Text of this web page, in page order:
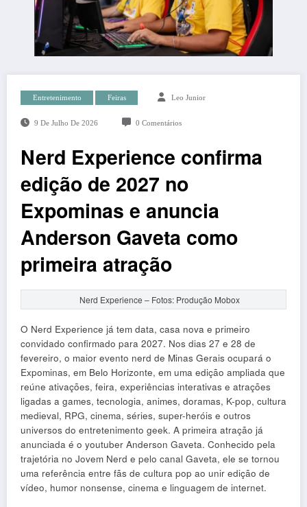
Entretenimento Feiras Leo Junior
9 De Julho De 2026 0 Comentários
Nerd Experience confirma
edição de 2027 no
Expominas e anuncia
Anderson Gaveta como
primeira atração
Nerd Experience – Fotos: Produção Mobox
O Nerd Experience já tem data, casa nova e primeiro
convidado confirmado para 2027. Nos dias 27 e 28 de
fevereiro, o maior evento nerd de Minas Gerais ocupará o
Expominas, em Belo Horizonte, em uma edição ampliada que
reúne ativações, feira, experiências interativas e atrações
ligadas a games, tecnologia, animes, doramas, K-pop, cultura
medieval, RPG, cinema, séries, super-heróis e outros
universos do entretenimento geek. A primeira atração já
anunciada é o youtuber Anderson Gaveta. Conhecido pela
trajetória no Jovem Nerd e pelo canal Gaveta, ele se tornou
uma referência entre fãs de cultura pop ao unir edição de
vídeo, humor nonsense, cinema e linguagem de internet.